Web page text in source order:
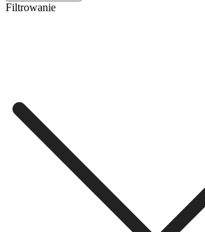
Filtrowanie